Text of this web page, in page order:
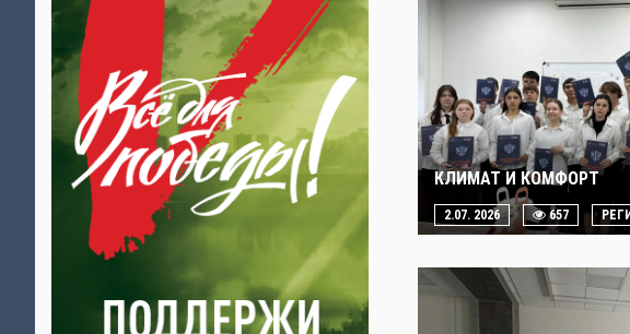
КЛИМАТ И КОМФОРТ
2.07. 2026 657